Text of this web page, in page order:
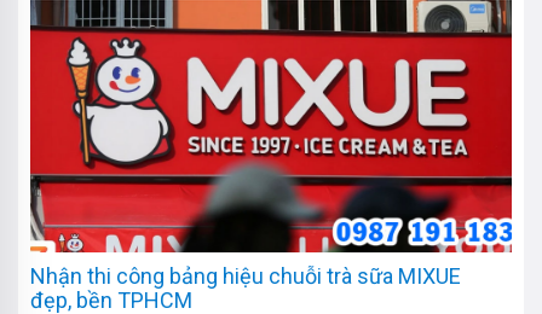
Nhận thi công bảng hiệu chuỗi trà sữa MIXUE
đẹp, bền TPHCM